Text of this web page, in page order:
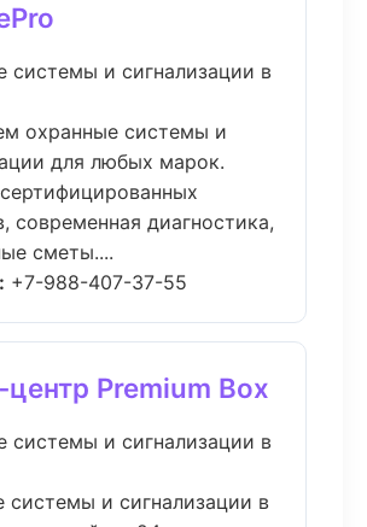
системы и сигнализации в
охранные системы и
для любых марок.
современная диагностика,
сметы....
+7-988-407-37-55
Premium Box
системы и сигнализации в
системы и сигнализации в